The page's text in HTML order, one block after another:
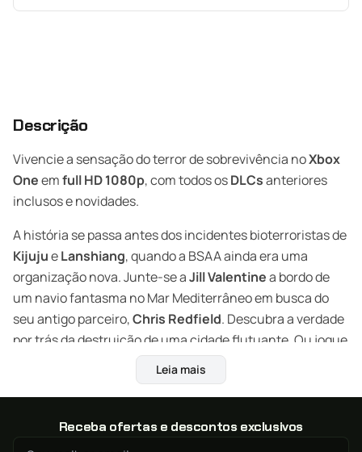
Descrição
Vivencie a sensação do terror de sobrevivência noXbox
Oneemfull HD 1080p, com todos osDLCsanteriores
inclusos e novidades.
A história se passa antes dos incidentes bioterroristas de
KijujueLanshiang, quando a BSAA ainda era uma
organização nova. Junte-se aJill Valentinea bordo de
um navio fantasma no Mar Mediterrâneo em busca do
seu antigo parceiro,Chris Redfield. Descubra a verdade
por trás da destruição de uma cidade flutuante. Ou jogue
para uma onda de matança cooperativa
com amigos pela internet.
Leia mais
Receba ofertas e descontos exclusivos